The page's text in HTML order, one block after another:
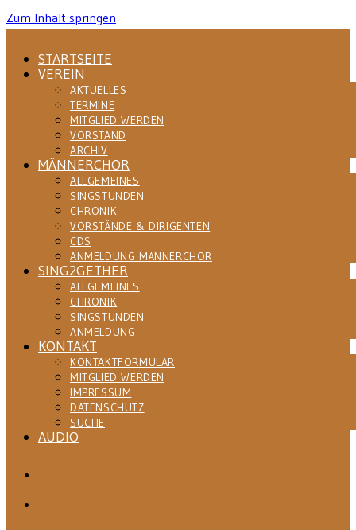
Zum Inhalt springen
STARTSEITE
VEREIN
AKTUELLES
TERMINE
MITGLIED WERDEN
VORSTAND
ARCHIV
MÄNNERCHOR
ALLGEMEINES
SINGSTUNDEN
CHRONIK
VORSTÄNDE & DIRIGENTEN
CDS
ANMELDUNG MÄNNERCHOR
SING2GETHER
ALLGEMEINES
CHRONIK
SINGSTUNDEN
ANMELDUNG
KONTAKT
KONTAKTFORMULAR
MITGLIED WERDEN
IMPRESSUM
DATENSCHUTZ
SUCHE
AUDIO